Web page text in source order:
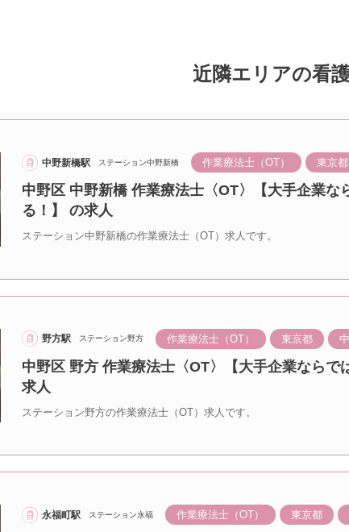
近隣エリアの看
中野新橋駅 ステーション中野新橋 作業療法士（OT） 東京都
中野区 中野新橋 作業療法士〈OT〉【大手企業な
る！】 の求人
ステーション中野新橋の作業療法士（OT）求人です。
野方駅 ステーション野方 作業療法士（OT） 東京都
中野区 野方 作業療法士〈OT〉【大手企業ならで
求人
ステーション野方の作業療法士（OT）求人です。
永福町駅 ステーション永福 作業療法士（OT） 東京都